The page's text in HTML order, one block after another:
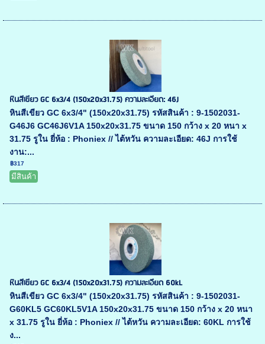
หินสีเขียว GC 6x3/4 (150x20x31.75) ความละเอียด: 46J
หินสีเขียว GC 6x3/4" (150x20x31.75) รหัสสินค้า : 9-1502031-
G46J6 GC46J6V1A 150x20x31.75 ขนาด 150 กว้าง x 20 หนา x
31.75 รูใน ยี่ห้อ : Phoniex // ไต้หวัน ความละเอียด: 46J การใช้
งาน:...
฿317
มีสินค้า
หินสีเขียว GC 6x3/4 (150x20x31.75) ความละเอียด 60kL
หินสีเขียว GC 6x3/4" (150x20x31.75) รหัสสินค้า : 9-1502031-
G60KL5 GC60KL5V1A 150x20x31.75 ขนาด 150 กว้าง x 20 หนา
x 31.75 รูใน ยี่ห้อ : Phoniex // ไต้หวัน ความละเอียด: 60KL การใช้
ง...